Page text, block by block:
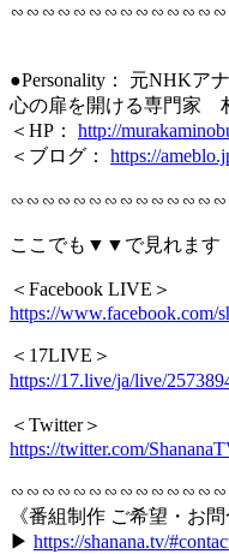
●Personality： 元NHKア
心の扉を開ける専門家
＜HP： http://
＜ブログ： https://
ここでも▼▼で見れます
＜Facebook LIVE＞
https://www.facebook.com/
＜17LIVE＞
https://17.live/ja/live/
＜Twitter＞
https://twitter.com/
《番組制作 ご希望・お問
▶︎ https://shanana.tv/